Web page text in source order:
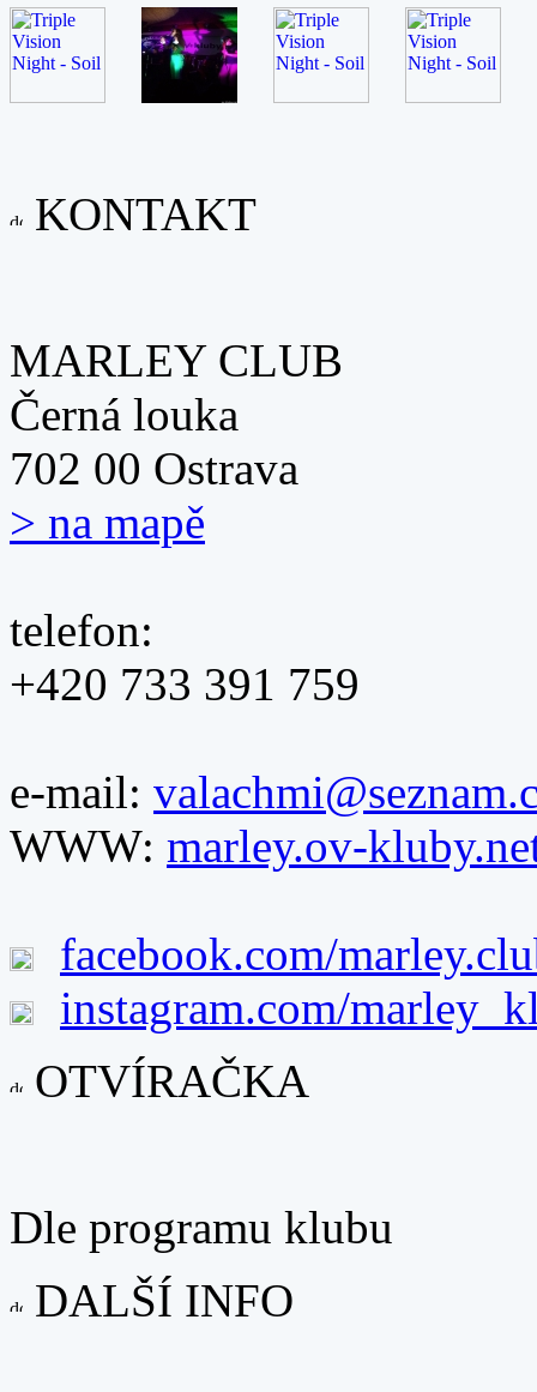
KONTAKT
MARLEY CLUB
Černá louka
702 00 Ostrava
> na mapě
telefon:
+420 733 391 759
e-mail:
WWW: marley.ov-
facebook.com/
instagram.com/
OTVÍRAČKA
Dle programu klubu
DALŠÍ INFO